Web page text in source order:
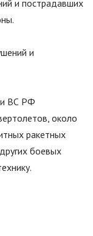
и пострадавших
и
ВС РФ
около
ракетных
боевых